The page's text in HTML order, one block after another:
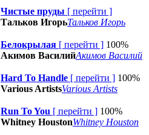
Чистые пруды [ перейти ]
Тальков ИгорьТальков Игорь
Белокрылая [ перейти ] 100%
Акимов ВасилийАкимов Василий
Hard To Handle [ перейти ] 100%
Various ArtistsVarious Artists
Run To You [ перейти ] 100%
Whitney HoustonWhitney Houston